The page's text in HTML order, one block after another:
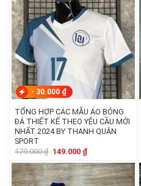
- 30.000 ₫
TỔNG HỢP CÁC MẪU ÁO BÓNG
ĐÁ THIẾT KẾ THEO YÊU CẦU MỚI
NHẤT 2024 BY THANH QUÂN
SPORT
179.000₫ Giá
là:
179.000 ₫.
149.000 ₫Giá
hiện
tại
là:
149.000 ₫.